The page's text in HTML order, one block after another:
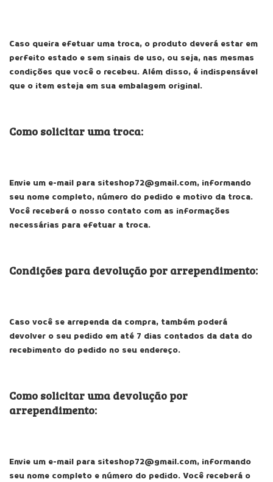
Caso queira efetuar uma troca, o produto deverá estar em
perfeito estado e sem sinais de uso, ou seja, nas mesmas
condições que você o recebeu. Além disso, é indispensável
que o item esteja em sua embalagem original.
Como solicitar uma troca:
Envie um e-mail para siteshop72@gmail.com, informando
seu nome completo, número do pedido e motivo da troca.
Você receberá o nosso contato com as informações
necessárias para efetuar a troca.
Condições para devolução por arrependimento:
Caso você se arrependa da compra, também poderá
devolver o seu pedido em até 7 dias contados da data do
recebimento do pedido no seu endereço.
Como solicitar uma devolução por
arrependimento:
Envie um e-mail para siteshop72@gmail.com, informando
seu nome completo e número do pedido. Você receberá o